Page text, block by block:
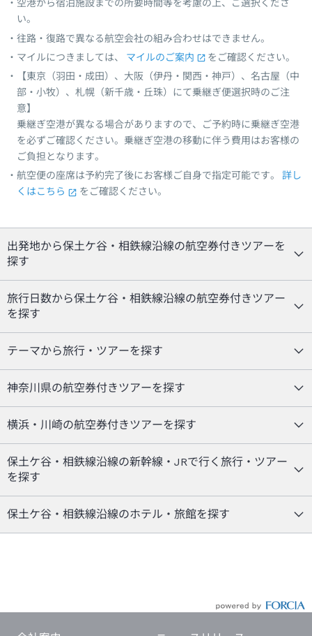
空港から宿泊施設までの所要時間等を考慮の上、ご選択くださ
い。
往路・復路で異なる航空会社の組み合わせはできません。
マイルにつきましては、
マイルのご案内
をご確認ください。
【東京（羽田・成田）、大阪（伊丹・関西・神戸）、名古屋（中
部・小牧）、札幌（新千歳・丘珠）にて乗継ぎ便選択時のご注
意】
乗継ぎ空港が異なる場合がありますので、ご予約時に乗継ぎ空港
を必ずご確認ください。乗継ぎ空港の移動に伴う費用はお客様の
ご負担となります。
航空便の座席は予約完了後にお客様ご自身で指定可能です。
詳し
くはこちら
をご確認ください。
出発地から保土ケ谷・相鉄線沿線の航空券付きツアーを
探す
旅行日数から保土ケ谷・相鉄線沿線の航空券付きツアー
を探す
テーマから旅行・ツアーを探す
神奈川県の航空券付きツアーを探す
横浜・川崎の航空券付きツアーを探す
保土ケ谷・相鉄線沿線の新幹線・JRで行く旅行・ツアー
を探す
保土ケ谷・相鉄線沿線のホテル・旅館を探す